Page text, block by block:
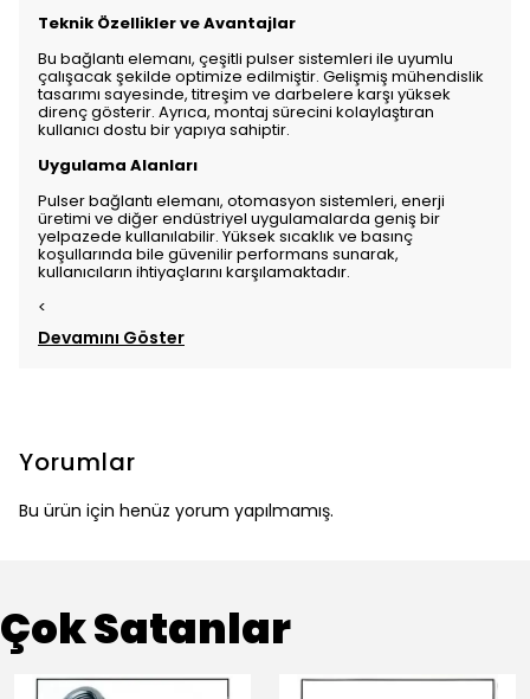
Teknik Özellikler ve Avantajlar
Bu bağlantı elemanı, çeşitli pulser sistemleri ile uyumlu
çalışacak şekilde optimize edilmiştir. Gelişmiş mühendislik
tasarımı sayesinde, titreşim ve darbelere karşı yüksek
direnç gösterir. Ayrıca, montaj sürecini kolaylaştıran
kullanıcı dostu bir yapıya sahiptir.
Uygulama Alanları
Pulser bağlantı elemanı, otomasyon sistemleri, enerji
üretimi ve diğer endüstriyel uygulamalarda geniş bir
yelpazede kullanılabilir. Yüksek sıcaklık ve basınç
koşullarında bile güvenilir performans sunarak,
kullanıcıların ihtiyaçlarını karşılamaktadır.
<
Devamını Göster
Yorumlar
Bu ürün için henüz yorum yapılmamış.
Çok Satanlar